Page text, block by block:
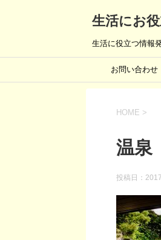
生活にお
生活に役立つ情報
お問い合わせ
HOME >
温泉
投稿日：